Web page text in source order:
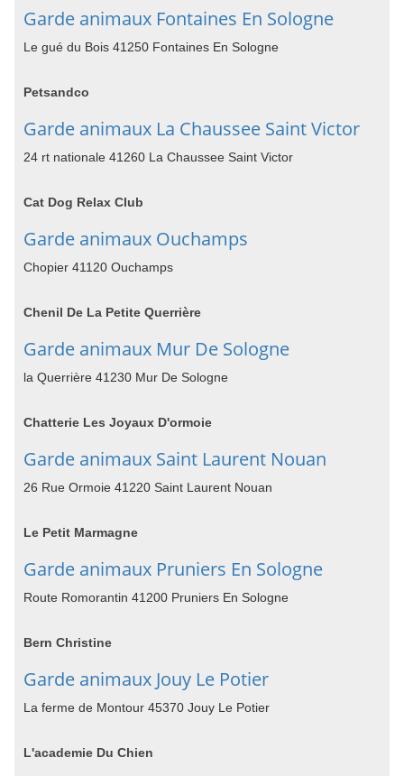
Garde animaux Fontaines En Sologne
Le gué du Bois 41250 Fontaines En Sologne
Petsandco
Garde animaux La Chaussee Saint Victor
24 rt nationale 41260 La Chaussee Saint Victor
Cat Dog Relax Club
Garde animaux Ouchamps
Chopier 41120 Ouchamps
Chenil De La Petite Querrière
Garde animaux Mur De Sologne
la Querrière 41230 Mur De Sologne
Chatterie Les Joyaux D'ormoie
Garde animaux Saint Laurent Nouan
26 Rue Ormoie 41220 Saint Laurent Nouan
Le Petit Marmagne
Garde animaux Pruniers En Sologne
Route Romorantin 41200 Pruniers En Sologne
Bern Christine
Garde animaux Jouy Le Potier
La ferme de Montour 45370 Jouy Le Potier
L'academie Du Chien